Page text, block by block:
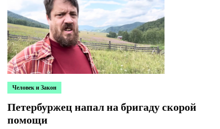
Человек и Закон
Петербуржец напал на бригаду скорой
помощи